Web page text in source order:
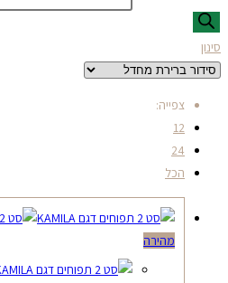
סינון
צפייה:
12
24
הכל
מהירה